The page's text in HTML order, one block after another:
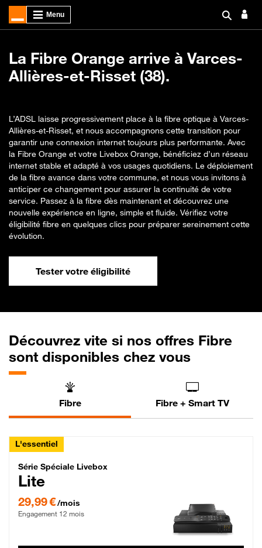
La Fibre Orange arrive à Varces-
Allières-et-Risset (38).
L’ADSL laisse progressivement place à la fibre optique à Varces-
Allières-et-Risset, et nous accompagnons cette transition pour
garantir une connexion internet toujours plus performante. Avec
la Fibre Orange et votre Livebox Orange, bénéficiez d’un réseau
internet stable et adapté à vos usages quotidiens. Le déploiement
de la fibre avance dans votre commune, et nous vous invitons à
anticiper ce changement pour assurer la continuité de votre
service. Passez à la fibre dès maintenant et découvrez une
nouvelle expérience en ligne, simple et fluide. Vérifiez votre
éligibilité fibre en quelques clics pour préparer sereinement cette
évolution.
Tester votre éligibilité
Découvrez vite si nos offres Fibre
sont disponibles chez vous
Fibre Fibre + Smart TV
L'essentiel
Série Spéciale Livebox Lite Fibre
Série Spéciale Livebox
Lite
29,99 €/mois
Engagement 12 mois